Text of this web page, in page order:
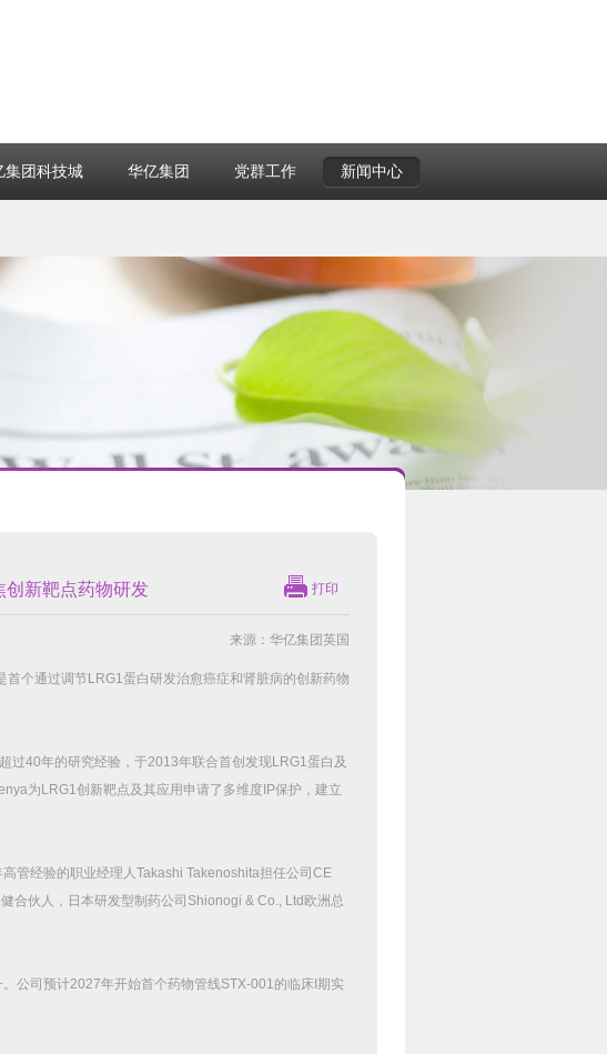
集团科技城 华亿集团 党群工作 新闻中心
创新靶点药物研发 打印
来源：华亿集团英国
首个通过调节 LRG1蛋白研发治愈癌症和肾脏病的创新药物
过40年的研究经验，于2013年联合首创发现LRG1蛋白及
为 LRG1创新靶点及其应用申请了多维度 IP保护，建立
高管经验的职业经理人Takashi Takenoshita担任公司 CE
合伙人，日本研发型制药公司 Shionogi & Co., Ltd 欧洲总
公司预计2027年开始首个药物管线STX-001的临床 期实